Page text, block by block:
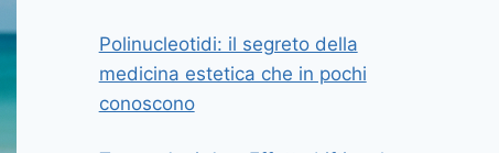
Polinucleotidi: il segreto della
medicina estetica che in pochi
conoscono